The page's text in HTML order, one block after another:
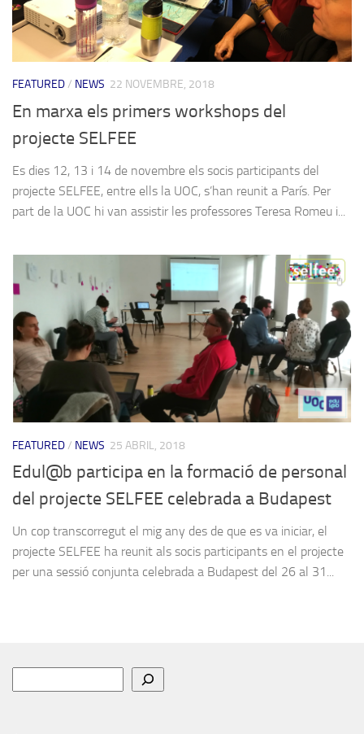
FEATURED/ NEWS 22 NOVEMBRE, 2018
En marxa els primers workshops del
projecte SELFEE
Es dies 12, 13 i 14 de novembre els socis participants del
projecte SELFEE, entre ells la UOC, s’han reunit a París. Per
part de la UOC hi van assistir les professores Teresa Romeu i...
FEATURED/ NEWS 25 ABRIL, 2018
Edul@b participa en la formació de personal
del projecte SELFEE celebrada a Budapest
Un cop transcorregut el mig any des de que es va iniciar, el
projecte SELFEE ha reunit als socis participants en el projecte
per una sessió conjunta celebrada a Budapest del 26 al 31...